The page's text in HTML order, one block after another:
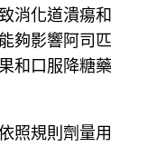
消化道潰瘍和
夠影響阿司匹
和口服降糖藥
照規則劑量用